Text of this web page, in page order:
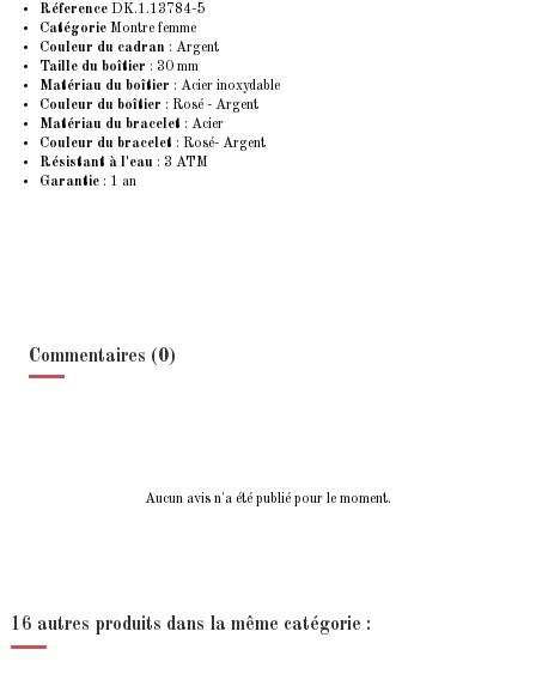
Réference DK.1.13784-5
Catégorie Montre femme
Couleur du cadran : Argent
Taille du boîtier : 30 mm
Matériau du boîtier : Acier inoxydable
Couleur du boîtier : Rosé - Argent
Matériau du bracelet : Acier
Couleur du bracelet : Rosé- Argent
Résistant à l'eau : 3 ATM
Garantie : 1 an
Commentaires (0)
Aucun avis n'a été publié pour le moment.
16 autres produits dans la même catégorie :